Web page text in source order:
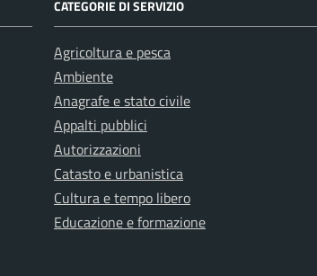
CATEGORIE DI SERVIZIO
Agricoltura e pesca
Ambiente
Anagrafe e stato civile
Appalti pubblici
Autorizzazioni
Catasto e urbanistica
Cultura e tempo libero
Educazione e formazione